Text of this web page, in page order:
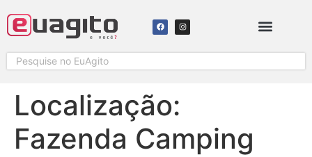
Localização:
Fazenda Camping